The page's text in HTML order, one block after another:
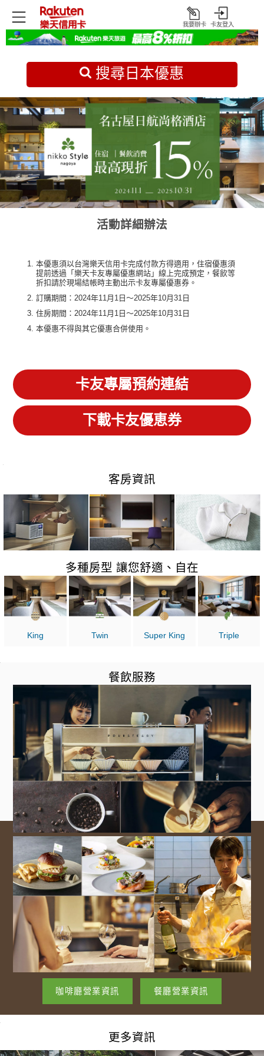
打
開
我要辦卡 卡友登入
首頁 日本旅遊優惠
搜尋日本優惠
活動詳細辦法
本優惠須以台灣樂天信用卡完成付款方得適用，住宿優惠須
提前透過「樂天卡友專屬優惠網站」線上完成預定，餐飲等
折扣請於現場結帳時主動出示卡友專屬優惠券。
訂購期間：2024年11月1日～2025年10月31日
住房期間：2024年11月1日～2025年10月31日
本優惠不得與其它優惠合併使用。
卡友專屬預約連結
下載卡友優恵券
客房資訊
多種房型 讓您舒適、自在
King Twin Super King Triple
餐飲服務
咖啡廳營業資訊 餐廳營業資訊
更多資訊